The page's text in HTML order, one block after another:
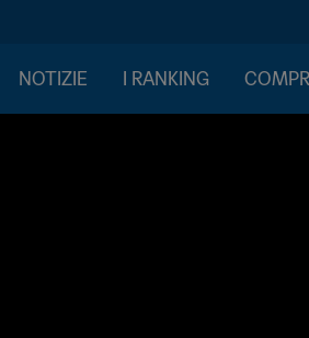
NOTIZIE I RANKING